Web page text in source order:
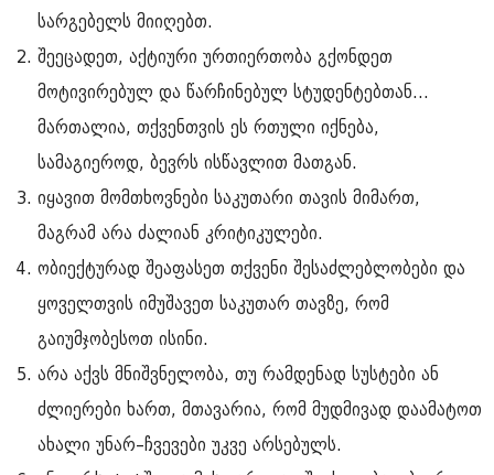
სარგებელს მიიღებთ.
შეეცადეთ, აქტიური ურთიერთობა გქონდეთ
მოტივირებულ და წარჩინებულ სტუდენტებთან...
მართალია, თქვენთვის ეს რთული იქნება,
სამაგიეროდ, ბევრს ისწავლით მათგან.
იყავით მომთხოვნები საკუთარი თავის მიმართ,
მაგრამ არა ძალიან კრიტიკულები.
ობიექტურად შეაფასეთ თქვენი შესაძლებლობები და
ყოველთვის იმუშავეთ საკუთარ თავზე, რომ
გაიუმჯობესოთ ისინი.
არა აქვს მნიშვნელობა, თუ რამდენად სუსტები ან
ძლიერები ხართ, მთავარია, რომ მუდმივად დაამატოთ
ახალი უნარ–ჩვევები უკვე არსებულს.